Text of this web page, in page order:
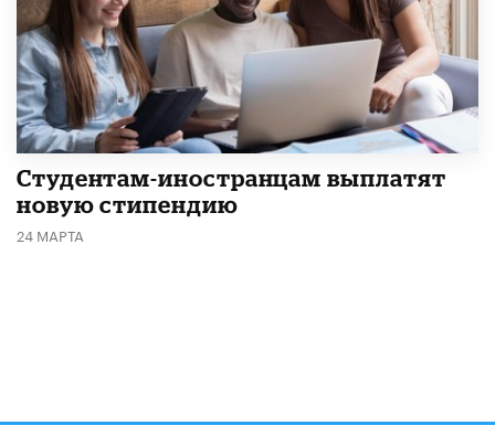
Студентам-иностранцам выплатят
новую стипендию
24 МАРТА